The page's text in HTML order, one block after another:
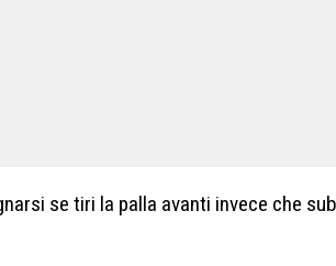
se tiri la palla avanti invece che